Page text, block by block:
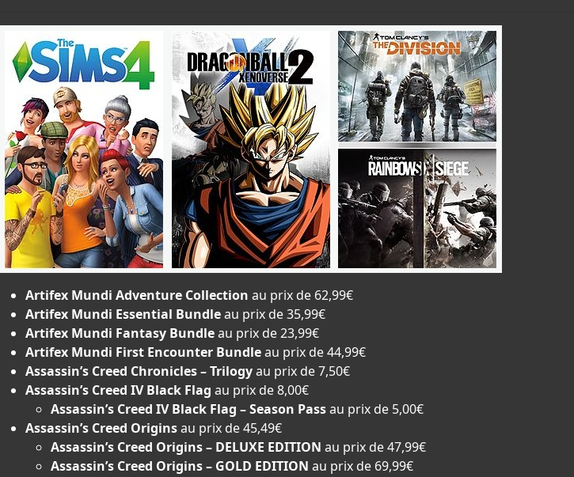
Artifex Mundi Adventure Collection au prix de 62,99€
Artifex Mundi Essential Bundleau prix de 35,99€
Artifex Mundi Fantasy Bundleau prix de 23,99€
Artifex Mundi First Encounter Bundleau prix de 44,99€
Assassin’s Creed Chronicles – Trilogyau prix de 7,50€
Assassin’s Creed IV Black Flag au prix de 8,00€
Assassin’s Creed IV Black Flag – Season Passau prix de 5,00€
Assassin’s Creed Originsau prix de 45,49€
Assassin’s Creed Origins – DELUXE EDITION au prix de 47,99€
Assassin’s Creed Origins – GOLD EDITION au prix de 69,99€